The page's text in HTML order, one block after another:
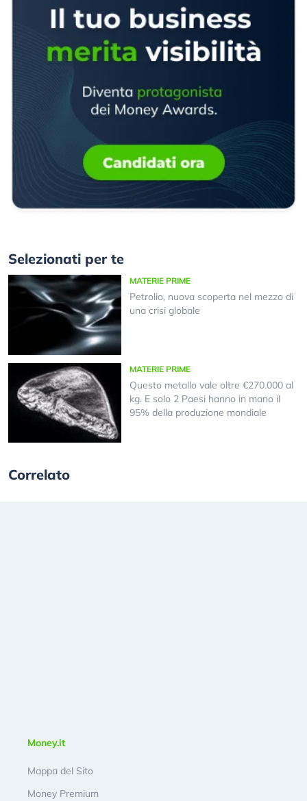
Selezionati per te
MATERIE PRIME
Petrolio, nuova scoperta nel mezzo di
una crisi globale
MATERIE PRIME
Questo metallo vale oltre €270.000 al
kg. E solo 2 Paesi hanno in mano il
95% della produzione mondiale
Correlato
Money.it
Mappa del Sito
Money Premium